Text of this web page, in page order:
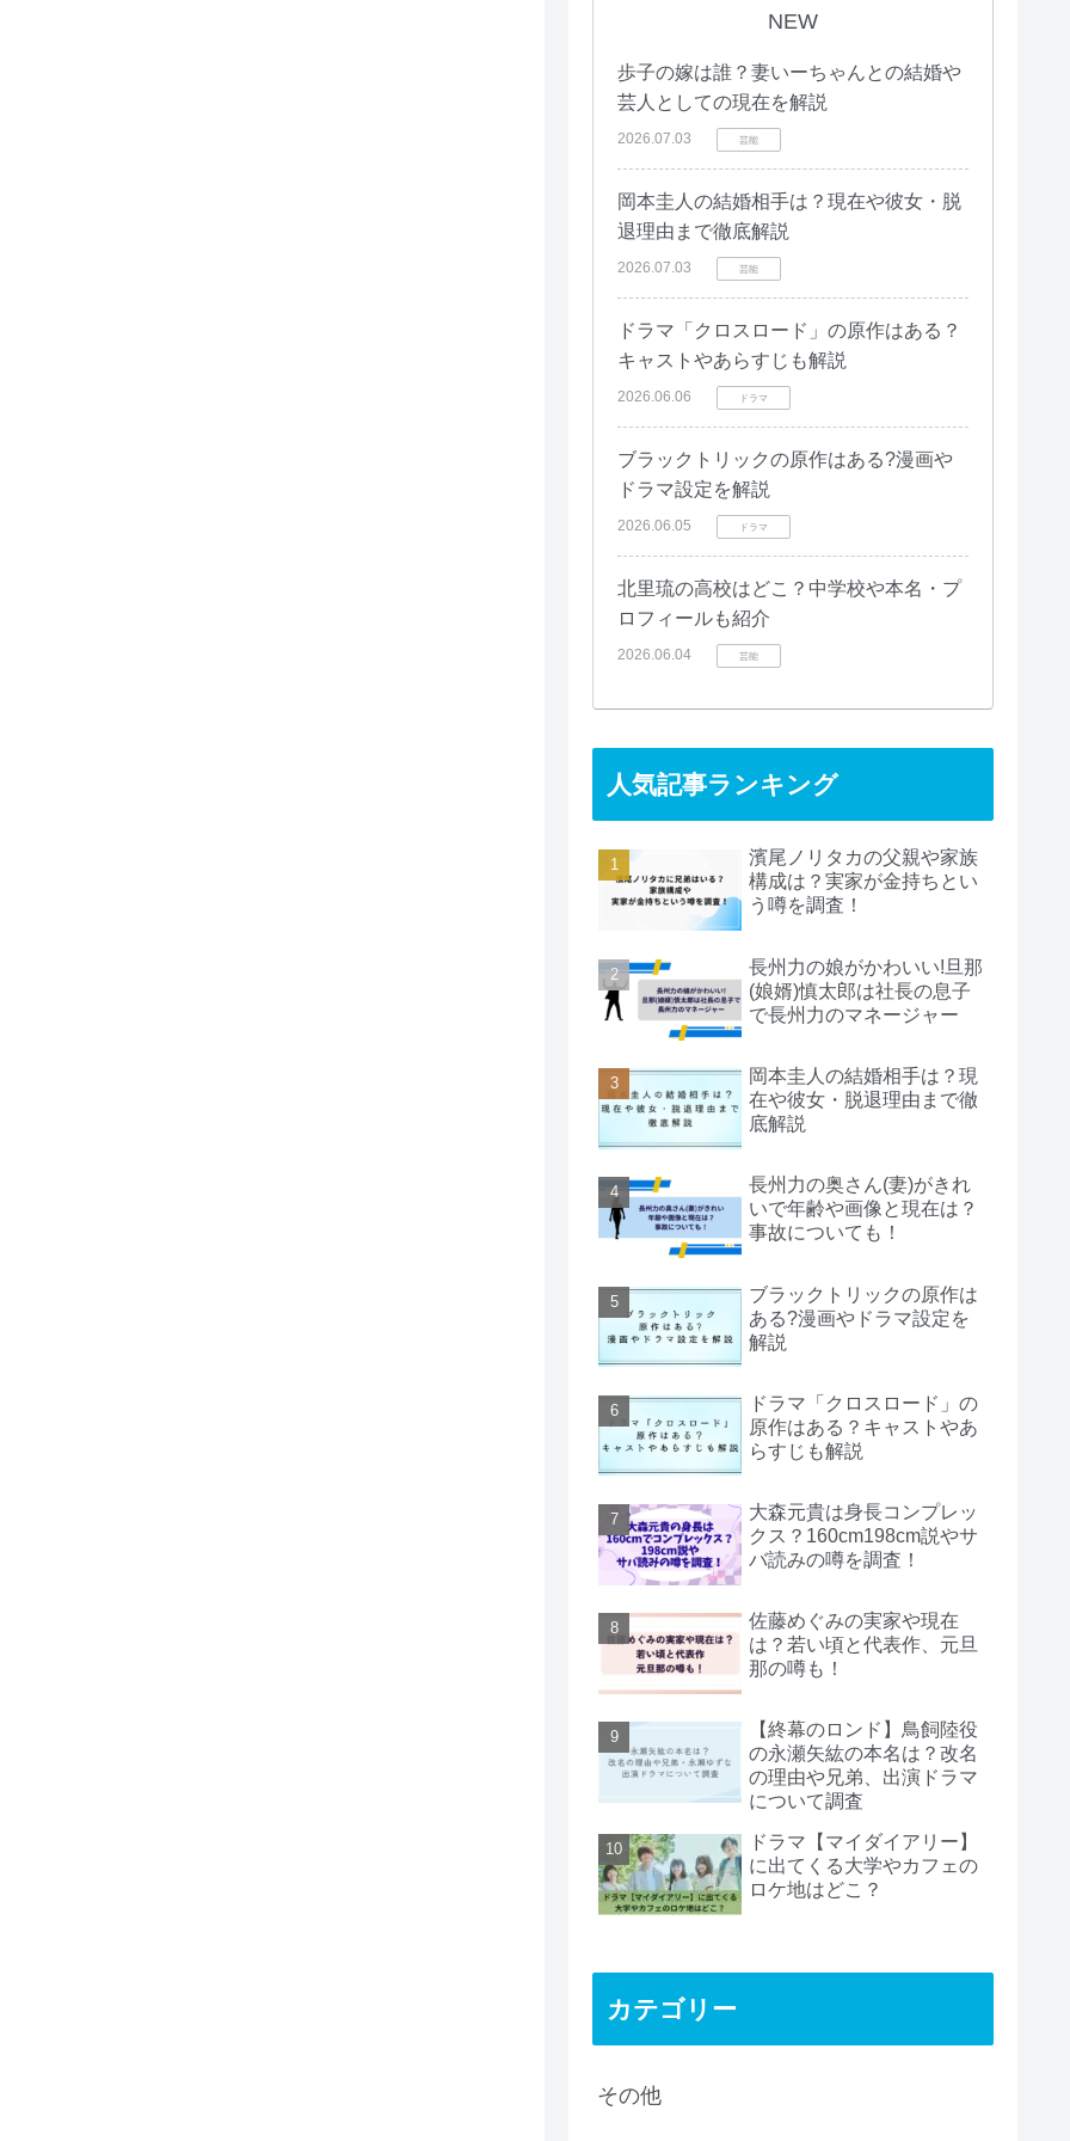
NEW
歩子の嫁は誰？妻いーちゃんとの結婚や
芸人としての現在を解説
2026.07.03 芸能
岡本圭人の結婚相手は？現在や彼女・脱
退理由まで徹底解説
2026.07.03 芸能
ドラマ「クロスロード」の原作はある？
キャストやあらすじも解説
2026.06.06 ドラマ
ブラックトリックの原作はある?漫画や
ドラマ設定を解説
2026.06.05 ドラマ
北里琉の高校はどこ？中学校や本名・プ
ロフィールも紹介
2026.06.04 芸能
人気記事ランキング
濱尾ノリタカの父親や家族
構成は？実家が金持ちとい
う噂を調査！
長州力の娘がかわいい!旦那
(娘婿)慎太郎は社長の息子
で長州力のマネージャー
岡本圭人の結婚相手は？現
在や彼女・脱退理由まで徹
底解説
長州力の奥さん(妻)がきれ
いで年齢や画像と現在は？
事故についても！
ブラックトリックの原作は
ある?漫画やドラマ設定を
解説
ドラマ「クロスロード」の
原作はある？キャストやあ
らすじも解説
大森元貴は身長コンプレッ
クス？160cm198cm説やサ
バ読みの噂を調査！
佐藤めぐみの実家や現在
は？若い頃と代表作、元旦
那の噂も！
【終幕のロンド】鳥飼陸役
の永瀬矢紘の本名は？改名
の理由や兄弟、出演ドラマ
について調査
ドラマ【マイダイアリー】
に出てくる大学やカフェの
ロケ地はどこ？
カテゴリー
その他